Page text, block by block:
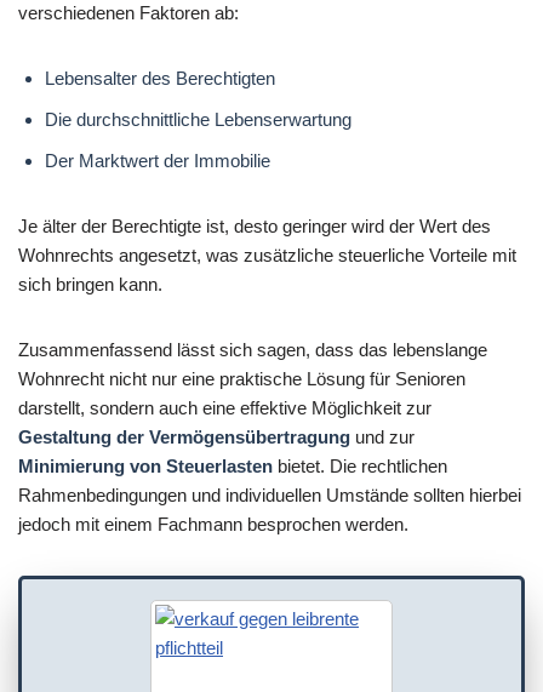
verschiedenen Faktoren ab:
Lebensalter des Berechtigten
Die durchschnittliche Lebenserwartung
Der Marktwert der Immobilie
Je älter der Berechtigte ist, desto geringer wird der Wert des
Wohnrechts angesetzt, was zusätzliche steuerliche Vorteile mit
sich bringen kann.
Zusammenfassend lässt sich sagen, dass das lebenslange
Wohnrecht nicht nur eine praktische Lösung für Senioren
darstellt, sondern auch eine effektive Möglichkeit zur
Gestaltung der Vermögensübertragung und zur
Minimierung von Steuerlasten bietet. Die rechtlichen
Rahmenbedingungen und individuellen Umstände sollten hierbei
jedoch mit einem Fachmann besprochen werden.